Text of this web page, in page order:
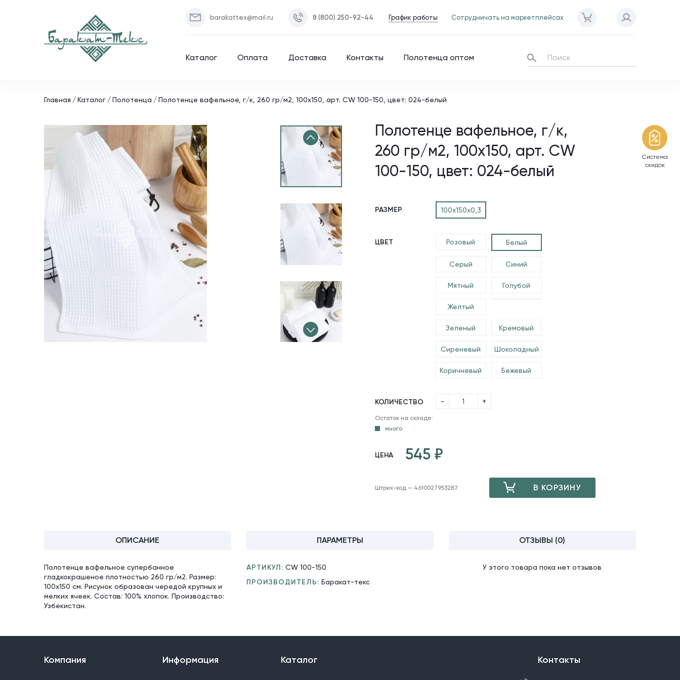
barakattex@mail.ru 8 (800) 250-92-44 График работы Сотрудничать на маркетплейсах
Каталог Оплата Доставка Контакты Полотенца оптом
Главная Каталог Полотенца Полотенце вафельное, г/к, 260 гр/м2, 100х150, арт. CW 100-150, цвет: 024-белый
Полотенце вафельное, г/к,
260 гр/м2, 100х150, арт. CW
100-150, цвет: 024-белый
РАЗМЕР 100х150х0,3
ЦВЕТ Розовый Белый
Серый Синий
Мятный Голубой
Желтый
Зеленый Кремовый
Сиреневый Шоколадный
Коричневый Бежевый
КОЛИЧЕСТВО - +
Остаток на складе:
много
ЦЕНА 545
Штрих-код — 4610027953287 В КОРЗИНУ
Система
скидок
ОПИСАНИЕ
Полотенце вафельное супербанное
гладкокрашеное плотностью 260 гр/м2. Размер:
100х150 см. Рисунок образован чередой крупных и
мелких ячеек. Состав: 100% хлопок. Производство:
Узбекистан.
ПАРАМЕТРЫ
АРТИКУЛ: CW 100-150
ПРОИЗВОДИТЕЛЬ: Баракат-текс
ОТЗЫВЫ (0)
У этого товара пока нет отзывов
Компания Информация Каталог Контакты